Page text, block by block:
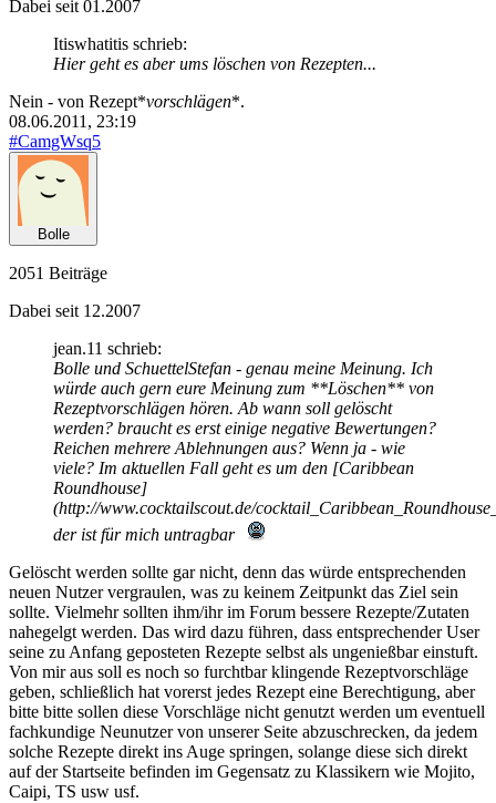
Dabei seit 01.2007
Itiswhatitis schrieb:
Hier geht es aber ums löschen von Rezepten...
Nein - von Rezept*vorschlägen*.
08.06.2011, 23:19
#CamgWsq5
Bolle
2051 Beiträge
Dabei seit 12.2007
jean.11 schrieb:
Bolle und SchuettelStefan - genau meine Meinung. Ich
würde auch gern eure Meinung zum **Löschen** von
Rezeptvorschlägen hören. Ab wann soll gelöscht
werden? braucht es erst einige negative Bewertungen?
Reichen mehrere Ablehnungen aus? Wenn ja - wie
viele? Im aktuellen Fall geht es um den [Caribbean
Roundhouse]
(http://www.cocktailscout.de/
der ist für mich untragbar
Gelöscht werden sollte gar nicht, denn das würde entsprechenden
neuen Nutzer vergraulen, was zu keinem Zeitpunkt das Ziel sein
sollte. Vielmehr sollten ihm/ihr im Forum bessere Rezepte/Zutaten
nahegelgt werden. Das wird dazu führen, dass entsprechender User
seine zu Anfang geposteten Rezepte selbst als ungenießbar einstuft.
Von mir aus soll es noch so furchtbar klingende Rezeptvorschläge
geben, schließlich hat vorerst jedes Rezept eine Berechtigung, aber
bitte bitte sollen diese Vorschläge nicht genutzt werden um eventuell
fachkundige Neunutzer von unserer Seite abzuschrecken, da jedem
solche Rezepte direkt ins Auge springen, solange diese sich direkt
auf der Startseite befinden im Gegensatz zu Klassikern wie Mojito,
Caipi, TS usw usf.